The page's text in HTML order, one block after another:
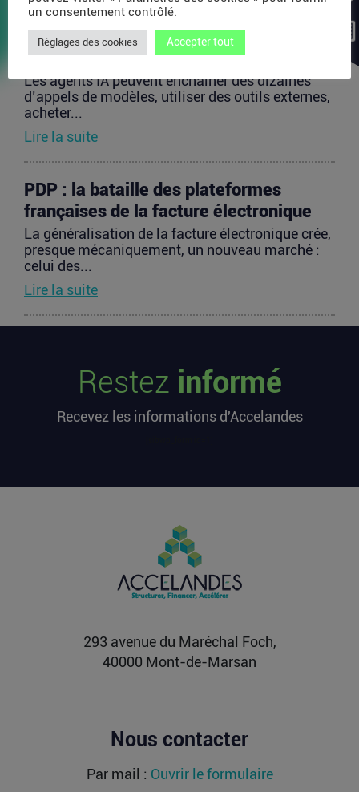
Avec 35 millions de dollars, SAPIOM
veut devenir le contrôleur de gestion
des agents IA
Les agents IA peuvent enchaîner des dizaines
d’appels de modèles, utiliser des outils externes,
acheter...
Lire la suite
PDP : la bataille des plateformes
françaises de la facture électronique
La généralisation de la facture électronique crée,
presque mécaniquement, un nouveau marché :
celui des...
Lire la suite
digitalise l’accompagnement des
voyageurs
Les formalités de voyage demeurent l’une des
zones les moins fluides de l’expérience
de l’argent dans une sortie à 2,25
milliards de dollars ?
Après avoir levé près de 1,4 milliard de dollars et
atteint une valorisation de 11,7 milliards fin
Lire la suite
Restez informé
Recevez les informations d'Accelandes
293 avenue du Maréchal Foch,
40000 Mont-de-Marsan
Nous contacter
Par mail : Ouvrir le formulaire
un consentement contrôlé.
Réglages des cookies Accepter tout